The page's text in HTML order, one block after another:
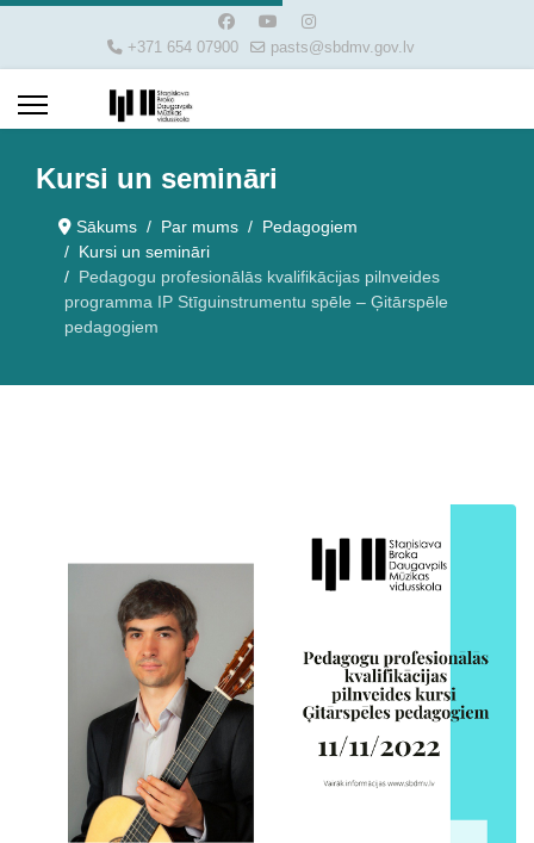
+371 654 07900 pasts@sbdmv.gov.lv
Kursi un semināri
Sākums Par mums
Pedagogiem
Kursi un semināri
Pedagogu profesionālās kvalifikācijas pilnveides
programma IP Stīguinstrumentu spēle – Ģitārspēle
pedagogiem